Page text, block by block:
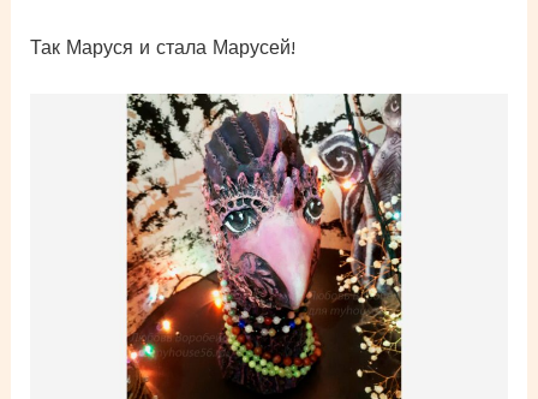
Так Маруся и стала Марусей!